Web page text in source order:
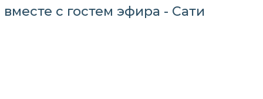
с гостем эфира - Сати